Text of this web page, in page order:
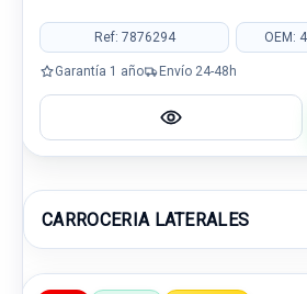
Ref: 7876294 OEM:
Garantía 1 año Envío 24-48h
CARROCERIA LATERALES